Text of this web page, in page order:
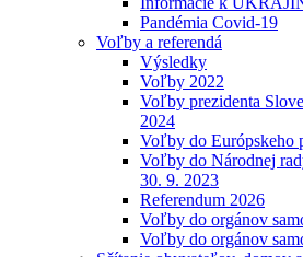
Pandémia Covid-19
Voľby a referendá
Výsledky
Voľby 2022
Voľby prezidenta
2024
Voľby do Európskeho
Voľby do Národnej
30. 9. 2023
Referendum 2026
Voľby do orgánov
Voľby do orgánov